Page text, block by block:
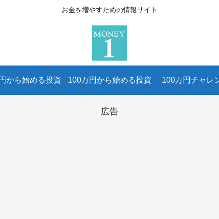
お金を増やすための情報サイト
から始める投資 100万円から始める投資 100万円チャレ
広告